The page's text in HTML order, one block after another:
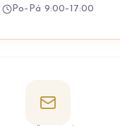
Po–Pá 9:00–17:00